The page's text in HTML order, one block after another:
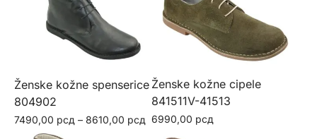
Ženske kožne spenserice
804902
7490,00 рсд – 8610,00 рсд Raspon
cena:
Ovaj
Ženske kožne cipele
841511V-41513
6990,00 рсд
Ovaj